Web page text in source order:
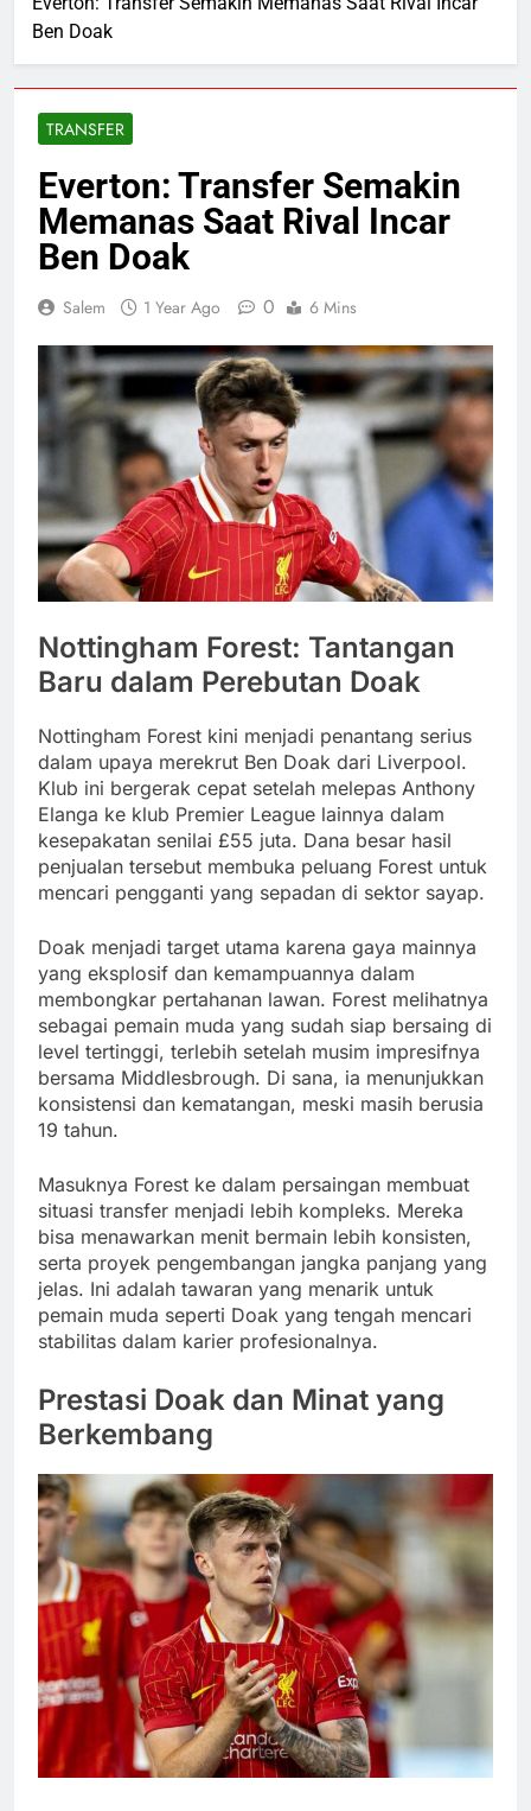
Ben Doak
TRANSFER
Everton: Transfer Semakin
Memanas Saat Rival Incar
Ben Doak
Salem 1 Year Ago 0 6 Mins
Nottingham Forest: Tantangan
Baru dalam Perebutan Doak
Nottingham Forest kini menjadi penantang serius
dalam upaya merekrut Ben Doak dari Liverpool.
Klub ini bergerak cepat setelah melepas Anthony
Elanga ke klub Premier League lainnya dalam
kesepakatan senilai £55 juta. Dana besar hasil
penjualan tersebut membuka peluang Forest untuk
mencari pengganti yang sepadan di sektor sayap.
Doak menjadi target utama karena gaya mainnya
yang eksplosif dan kemampuannya dalam
membongkar pertahanan lawan. Forest melihatnya
sebagai pemain muda yang sudah siap bersaing di
level tertinggi, terlebih setelah musim impresifnya
bersama Middlesbrough. Di sana, ia menunjukkan
konsistensi dan kematangan, meski masih berusia
19 tahun.
Masuknya Forest ke dalam persaingan membuat
situasi transfer menjadi lebih kompleks. Mereka
bisa menawarkan menit bermain lebih konsisten,
serta proyek pengembangan jangka panjang yang
jelas. Ini adalah tawaran yang menarik untuk
pemain muda seperti Doak yang tengah mencari
stabilitas dalam karier profesionalnya.
Prestasi Doak dan Minat yang
Berkembang